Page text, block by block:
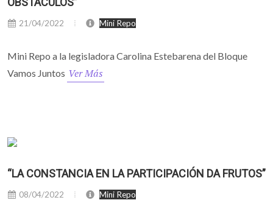
21/04/2022 Mini Repo
Mini Repo a la legisladora Carolina Estebarena del Bloque
Vamos Juntos Ver Más
“LA CONSTANCIA EN LA PARTICIPACIÓN DA FRUTOS”
08/04/2022 Mini Repo